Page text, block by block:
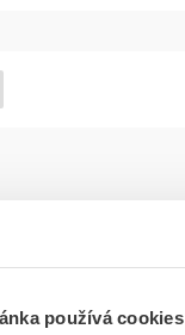
používá cookies
ELFETEX